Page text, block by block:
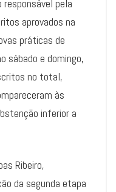
pela
aprovados na
práticas de
sábado e domingo,
no total,
às
inferior a
Ribeiro,
da segunda etapa